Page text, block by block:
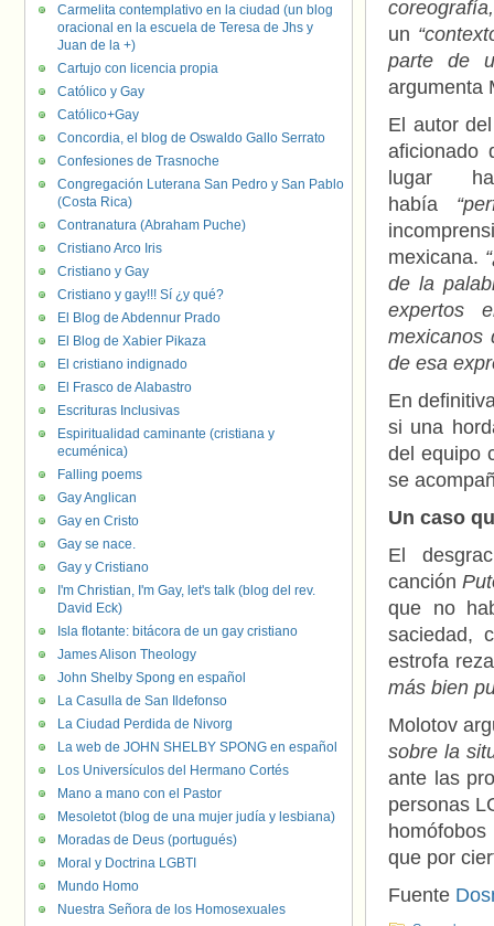
un
parte de
argumenta
El autor
aficionado
lugar
había
mexicana.
de la
expertos
mexicanos
de esa
En
si una
del equipo
se
Un caso
El
canción
que no
saciedad,
estrofa
más bien
Molotov
sobre la
ante las
personas
que por
Fuente
Carmelita contemplativo en la ciudad (un blog
oracional en la escuela de Teresa de Jhs y
Juan de la +)
Cartujo con licencia propia
Católico y Gay
Católico+Gay
Concordia, el blog de Oswaldo Gallo Serrato
Confesiones de Trasnoche
Congregación Luterana San Pedro y San Pablo
(Costa Rica)
Contranatura (Abraham Puche)
Cristiano Arco Iris
Cristiano y Gay
Cristiano y gay!!! Sí ¿y qué?
El Blog de Abdennur Prado
El Blog de Xabier Pikaza
El cristiano indignado
El Frasco de Alabastro
Escrituras Inclusivas
Espiritualidad caminante (cristiana y
ecuménica)
Falling poems
Gay Anglican
Gay en Cristo
Gay se nace.
Gay y Cristiano
I'm Christian, I'm Gay, let's talk (blog del rev.
David Eck)
Isla flotante: bitácora de un gay cristiano
James Alison Theology
John Shelby Spong en español
La Casulla de San Ildefonso
La Ciudad Perdida de Nivorg
La web de JOHN SHELBY SPONG en español
Los Universículos del Hermano Cortés
Mano a mano con el Pastor
Mesoletot (blog de una mujer judía y lesbiana)
Moradas de Deus (portugués)
Moral y Doctrina LGBTI
Mundo Homo
Nuestra Señora de los Homosexuales